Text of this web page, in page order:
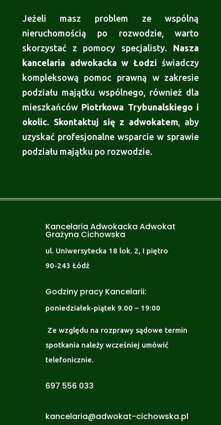
Jeżeli masz problem ze wspólną
nieruchomością po rozwodzie, warto
skorzystać z pomocy specjalisty. Nasza
kancelaria adwokacka w Łodzi świadczy
kompleksową pomoc prawną w zakresie
podziału majątku wspólnego, również dla
mieszkańców Piotrkowa Trybunalskiego i
okolic. Skontaktuj się z adwokatem, aby
uzyskać profesjonalne wsparcie w sprawie
podziału majątku po rozwodzie.
Kancelaria Adwokacka Adwokat
Grażyna Cichowska
ul. Uniwersytecka 18 lok. 2, I piętro
90-243 Łódź
Godziny pracy Kancelarii:
poniedziałek-piątek 9.00 – 19:00
Ze względu na rozprawy sądowe termin
spotkania należy wcześniej umówić
telefonicznie.
697 556 033
kancelaria@adwokat-cichowska.pl